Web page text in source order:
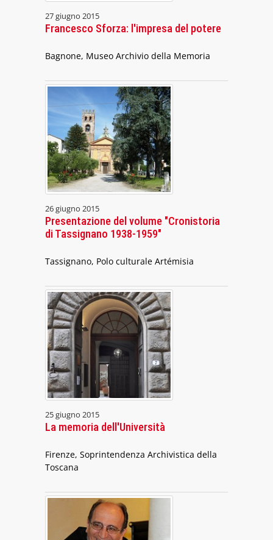
27 giugno 2015
Francesco Sforza: l'impresa del potere
Bagnone, Museo Archivio della Memoria
26 giugno 2015
Presentazione del volume "Cronistoria
di Tassignano 1938-1959"
Tassignano, Polo culturale Artémisia
25 giugno 2015
La memoria dell'Università
Firenze, Soprintendenza Archivistica della
Toscana